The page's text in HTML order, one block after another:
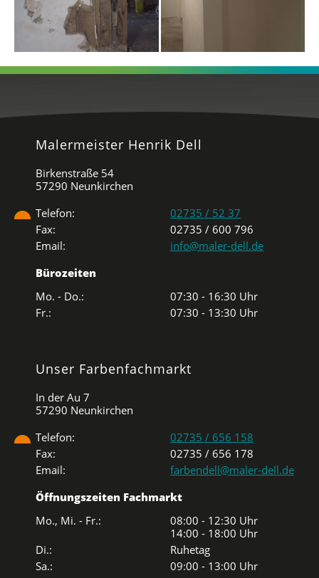
Malermeister Henrik Dell
Birkenstraße 54
57290 Neunkirchen
Telefon:
02735 / 52 37
Fax:
02735 / 600 796
Email:
info@maler-dell.de
Bürozeiten
Mo. - Do.:
07:30 - 16:30 Uhr
Fr.:
07:30 - 13:30 Uhr
Unser Farbenfachmarkt
In der Au 7
57290 Neunkirchen
Telefon:
02735 / 656 158
Fax:
02735 / 656 178
Email:
farbendell@maler-dell.de
Öffnungszeiten Fachmarkt
Mo., Mi. - Fr.:
08:00 - 12:30 Uhr
14:00 - 18:00 Uhr
Di.:
Ruhetag
Sa.:
09:00 - 13:00 Uhr